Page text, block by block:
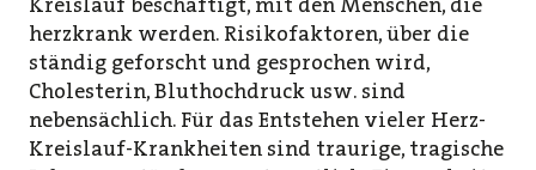
Kreislauf beschäftigt, mit den Menschen, die
herzkrank werden. Risikofaktoren, über die
ständig geforscht und gesprochen wird,
Cholesterin, Bluthochdruck usw. sind
nebensächlich. Für das Entstehen vieler Herz-
Kreislauf-Krankheiten sind traurige, tragische